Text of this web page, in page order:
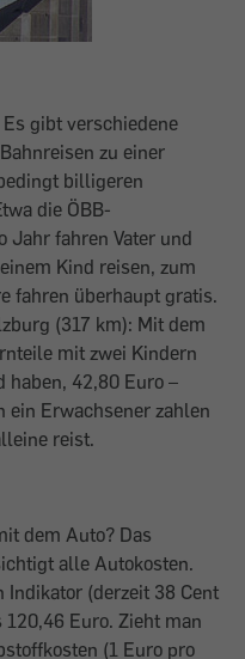
gibt verschiedene
zu einer
billigeren
die ÖBB-
Jahr fahren Vater und
Kind reisen, zum
fahren überhaupt gratis.
(317 km): Mit dem
mit zwei Kindern
haben, 42,80 Euro –
ein Erwachsener zahlen
reist.
dem Auto? Das
alle Autokosten.
(derzeit 38 Cent
Euro. Zieht man
(1 Euro pro